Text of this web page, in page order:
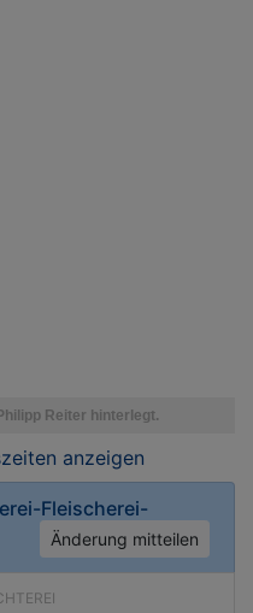
anzeigen
Fleischerei-
Änderung mitteilen